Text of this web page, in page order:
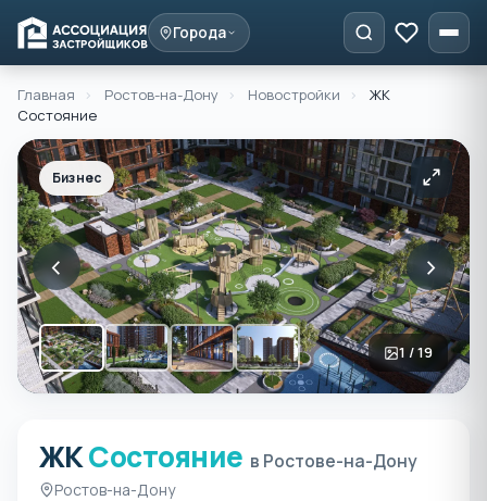
Города
Главная › Ростов-на-Дону › Новостройки ›
ЖК
Состояние
Бизнес
‹ ›
1 / 19
ЖК Состояние в
ЖКСостояние в Ростове-на-Дону
Ростов-на-Дону